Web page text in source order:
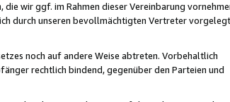
wir ggf. im Rahmen dieser Vereinbarung
durch unseren bevollmächtigten Vertreter
noch auf andere Weise abtreten. Vorbehaltlich
rechtlich bindend, gegenüber den Parteien und